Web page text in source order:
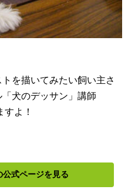
を描いてみたい飼い主さ
犬のデッサン」講師
よ！
式ページを見る